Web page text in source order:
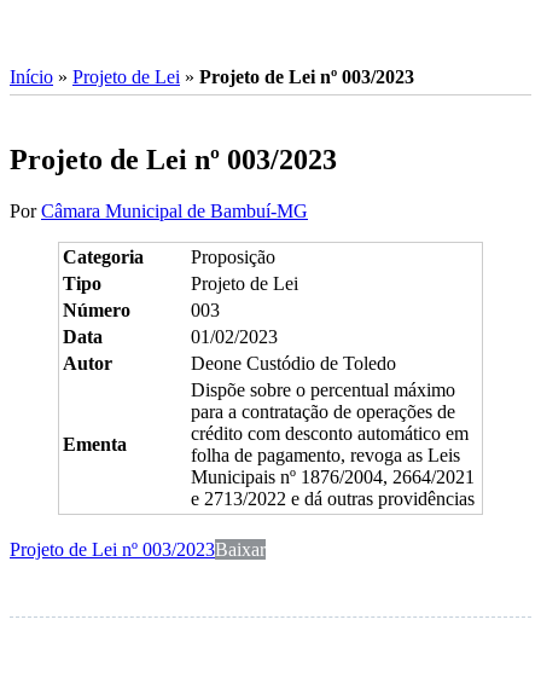
Início » Projeto de Lei » Projeto de Lei nº 003/2023
Projeto de Lei nº 003/2023
PorCâmara Municipal de Bambuí-MG
Categoria
Proposição
Tipo
Projeto de Lei
Número
003
Data
01/02/2023
Autor
Deone Custódio de Toledo
Ementa
Dispõe sobre o percentual máximo
para a contratação de operações de
crédito com desconto automático em
folha de pagamento, revoga as Leis
Municipais nº 1876/2004, 2664/2021
e 2713/2022 e dá outras providências
Projeto de Lei nº 003/2023Baixar